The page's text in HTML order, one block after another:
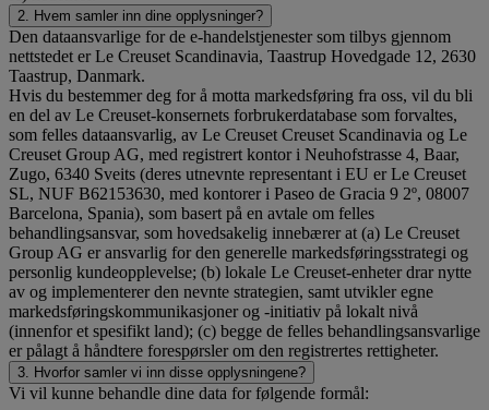
2. Hvem samler inn dine opplysninger?
Den dataansvarlige for de e-handelstjenester som tilbys gjennom
nettstedet er Le Creuset Scandinavia, Taastrup Hovedgade 12, 2630
Taastrup, Danmark.
Hvis du bestemmer deg for å motta markedsføring fra oss, vil du bli
en del av Le Creuset-konsernets forbrukerdatabase som forvaltes,
som felles dataansvarlig, av Le Creuset Creuset Scandinavia og Le
Creuset Group AG, med registrert kontor i Neuhofstrasse 4, Baar,
Zugo, 6340 Sveits (deres utnevnte representant i EU er Le Creuset
SL, NUF B62153630, med kontorer i Paseo de Gracia 9 2º, 08007
Barcelona, Spania), som basert på en avtale om felles
behandlingsansvar, som hovedsakelig innebærer at (a) Le Creuset
Group AG er ansvarlig for den generelle markedsføringsstrategi og
personlig kundeopplevelse; (b) lokale Le Creuset-enheter drar nytte
av og implementerer den nevnte strategien, samt utvikler egne
markedsføringskommunikasjoner og -initiativ på lokalt nivå
(innenfor et spesifikt land); (c) begge de felles behandlingsansvarlige
er pålagt å håndtere forespørsler om den registrertes rettigheter.
3. Hvorfor samler vi inn disse opplysningene?
Vi vil kunne behandle dine data for følgende formål: